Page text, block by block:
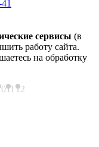
11 12
сервисы (в
работу сайта.
на обработку